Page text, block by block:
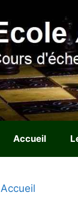
Accueil
Accueil